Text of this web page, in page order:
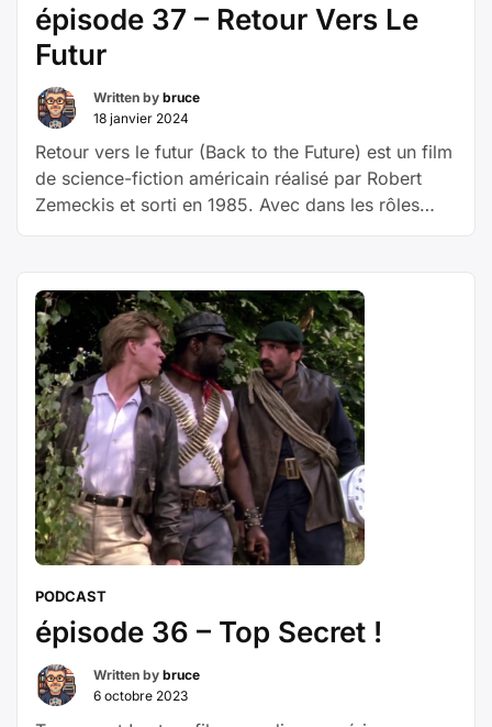
épisode 37 – Retour Vers Le
Futur
Written by bruce
18 janvier 2024
Retour vers le futur (Back to the Future) est un film
de science-fiction américain réalisé par Robert
Zemeckis et sorti en 1985. Avec dans les rôles
existence anonyme auprès de sa petite amie
Jennifer, seulement troublée par sa famille en crise
… Poursuivre la lecture« épisode
37
–
Retour
Vers
Le
Futur »
PODCAST
épisode 36 – Top Secret !
Written by bruce
6 octobre 2023